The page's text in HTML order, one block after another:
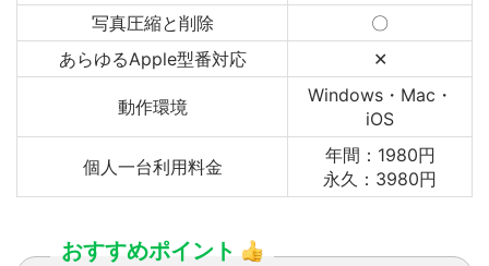
写真圧縮と削除
〇
あらゆるApple型番対応
✕
動作環境
Windows・Mac・
iOS
個人一台利用料金
年間：1980円
永久：3980円
おすすめポイント